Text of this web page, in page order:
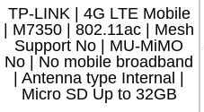
TP-LINK | 4G LTE Mobile
| M7350 | 802.11ac | Mesh
Support No | MU-MiMO
No | No mobile broadband
| Antenna type Internal |
Micro SD Up to 32GB